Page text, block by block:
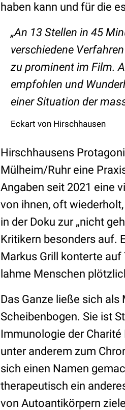
haben kann und für die
„An 13 Stellen in 45
verschiedene
zu prominent im Film.
empfohlen und
einer Situation der
Eckart von Hirschhausen
Hirschhausens
Mülheim/Ruhr eine
Angaben seit 2021 eine
von ihnen, oft
in der Doku zur „nicht
Kritikern besonders auf.
Markus Grill konterte auf
lahme Menschen
Das Ganze ließe sich
Scheibenbogen. Sie ist
Immunologie der
unter anderem zum
sich einen Namen
therapeutisch ein
von Autoantikörpern